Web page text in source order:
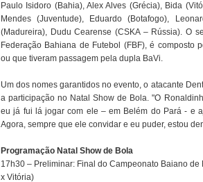
Paulo Isidoro (Bahia), Alex Alves (Grécia), Bida
Mendes (Juventude), Eduardo (Botafogo),
(Madureira), Dudu Cearense (CSKA – Rússia). O
Federação Bahiana de Futebol (FBF), é composto
ou que tiveram passagem pela dupla BaVi.
Um dos nomes garantidos no evento, o atacante
a participação no Natal Show de Bola. "O
eu já fui lá jogar com ele – em Belém do Pará - e
Agora, sempre que ele convidar e eu puder, estou
Programação Natal Show de Bola
17h30 – Preliminar: Final do Campeonato Baiano
x Vitória)